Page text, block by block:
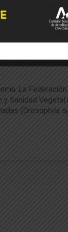
La
Sanidad
(Drosophila